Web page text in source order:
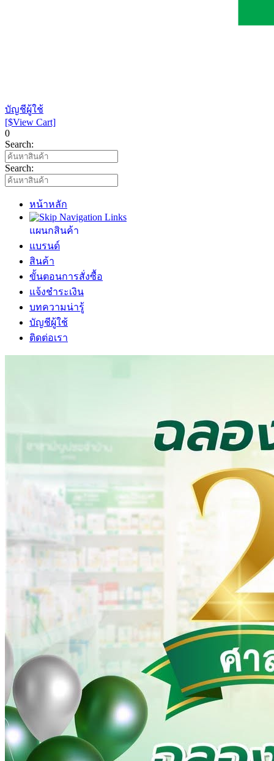
บัญชีผู้ใช้
[$View Cart]
0
Search:
Search:
หน้าหลัก
แผนกสินค้า
แบรนด์
สินค้า
ขั้นตอนการสั่งซื้อ
แจ้งชำระเงิน
บทความน่ารู้
บัญชีผู้ใช้
ติดต่อเรา